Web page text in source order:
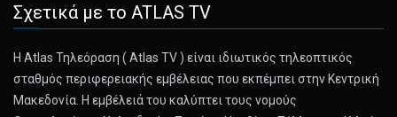
Σχετικά με το ATLAS TV
Η Atlas Τηλεόραση ( Atlas TV ) είναι ιδιωτικός τηλεοπτικός
σταθμός περιφερειακής εμβέλειας που εκπέμπει στην Κεντρική
Μακεδονία. Η εμβέλειά του καλύπτει τους νομούς